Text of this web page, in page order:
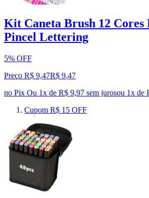
Kit Caneta Brush 12 Cores
Pincel Lettering
5% OFF
Preço R$ 9,47R$ 9,47
no Pix Ou 1x de R$ 9,97 sem jurosou 1x de
Cupom R$ 15 OFF